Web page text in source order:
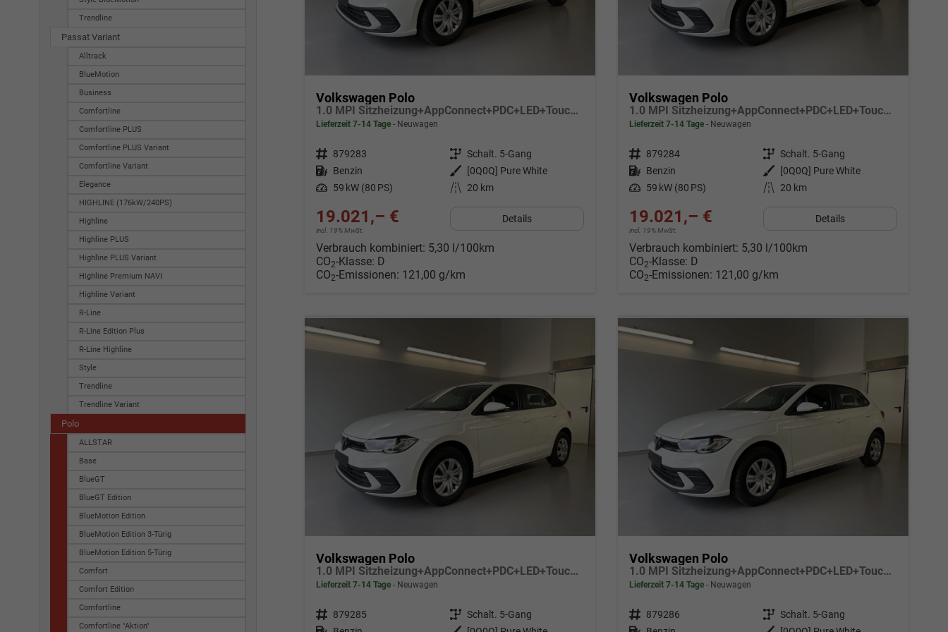
Volkswagen Polo
1.0 MPI Sitzheizung+AppConnect+PDC+LED+Touch+Lichtsensor+MultiLenkrad
Lieferzeit 7-14 Tage Neuwagen
Fahrzeugnr. 879283 Getriebe Schalt. 5-Gang
Kraftstoff Benzin Außenfarbe
[0Q0Q] Pure White
Leistung 59 kW (80 PS) Kilometerstand 20 km
19.021,– €
incl. 19% MwSt.
Details
Verbrauch kombiniert: 5,30 l/100km
CO2-Klasse: D
CO2-Emissionen: 121,00 g/km
Volkswagen Polo
1.0 MPI Sitzheizung+AppConnect+PDC+LED+Touch+Lichtsensor+MultiLenkrad
Lieferzeit 7-14 Tage Neuwagen
Fahrzeugnr. 879284 Getriebe Schalt. 5-Gang
Kraftstoff Benzin Außenfarbe
[0Q0Q] Pure White
Leistung 59 kW (80 PS) Kilometerstand 20 km
19.021,– €
incl. 19% MwSt.
Details
Verbrauch kombiniert: 5,30 l/100km
CO2-Klasse: D
CO2-Emissionen: 121,00 g/km
Volkswagen Polo
1.0 MPI Sitzheizung+AppConnect+PDC+LED+Touch+Lichtsensor+MultiLenkrad
Lieferzeit 7-14 Tage Neuwagen
Fahrzeugnr. 879285 Getriebe Schalt. 5-Gang
Volkswagen Polo
1.0 MPI Sitzheizung+AppConnect+PDC+LED+Touch+Lichtsensor+MultiLenkrad
Lieferzeit 7-14 Tage Neuwagen
Fahrzeugnr. 879286 Getriebe Schalt. 5-Gang
Trendline
Passat Variant
Alltrack
BlueMotion
Business
Comfortline
Comfortline PLUS
Comfortline PLUS Variant
Comfortline Variant
Elegance
HIGHLINE (176kW/240PS)
Highline
Highline PLUS
Highline PLUS Variant
Highline Premium NAVI
Highline Variant
R-Line
R-Line Edition Plus
R-Line Highline
Style
Trendline
Trendline Variant
Polo
ALLSTAR
Base
BlueGT
BlueGT Edition
BlueMotion Edition
BlueMotion Edition 3-Türig
BlueMotion Edition 5-Türig
Comfort
Comfort Edition
Comfortline
Comfortline "Aktion"